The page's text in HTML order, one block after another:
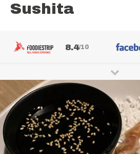
Sushita
8.4/10